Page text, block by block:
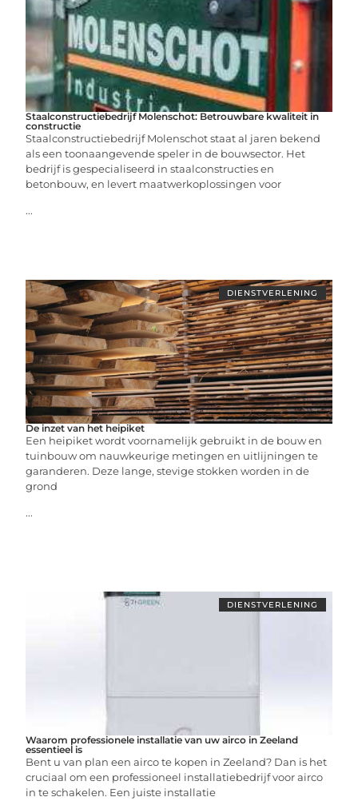
Staalconstructiebedrijf Molenschot: Betrouwbare kwaliteit in
constructie
Staalconstructiebedrijf Molenschot staat al jaren bekend
als een toonaangevende speler in de bouwsector. Het
bedrijf is gespecialiseerd in staalconstructies en
betonbouw, en levert maatwerkoplossingen voor
...
DIENSTVERLENING
De inzet van het heipiket
Een heipiket wordt voornamelijk gebruikt in de bouw en
tuinbouw om nauwkeurige metingen en uitlijningen te
garanderen. Deze lange, stevige stokken worden in de
grond
...
DIENSTVERLENING
Waarom professionele installatie van uw airco in Zeeland
essentieel is
Bent u van plan een airco te kopen in Zeeland? Dan is het
cruciaal om een professioneel installatiebedrijf voor airco
in te schakelen. Een juiste installatie